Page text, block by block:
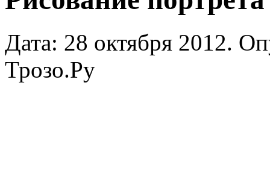
Дата: 28 октября 2012.
Трозо.Ру